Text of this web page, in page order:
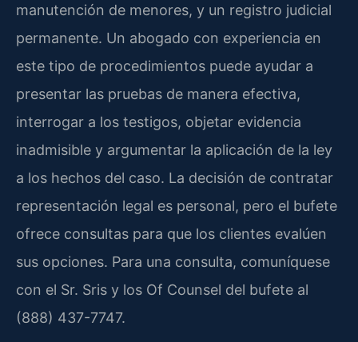
manutención de menores, y un registro judicial
permanente. Un abogado con experiencia en
este tipo de procedimientos puede ayudar a
presentar las pruebas de manera efectiva,
interrogar a los testigos, objetar evidencia
inadmisible y argumentar la aplicación de la ley
a los hechos del caso. La decisión de contratar
representación legal es personal, pero el bufete
ofrece consultas para que los clientes evalúen
sus opciones. Para una consulta, comuníquese
con el Sr. Sris y los Of Counsel del bufete al
(888) 437-7747.